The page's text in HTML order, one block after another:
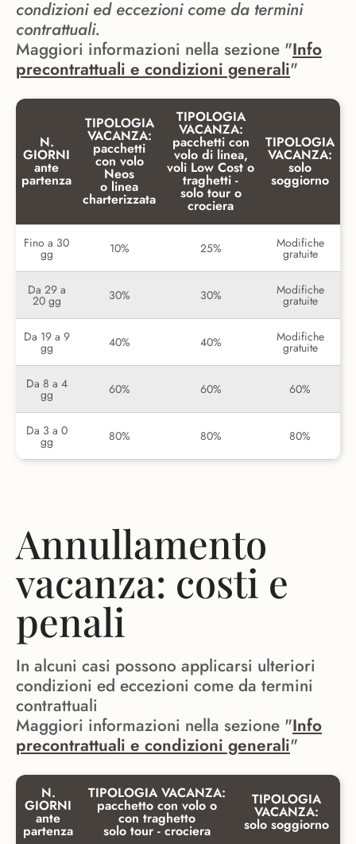
condizioni ed eccezioni come da termini
contrattuali.
Maggiori informazioni nella sezione "Info
precontrattuali e condizioni generali"
N.
GIORNI
ante
partenza
TIPOLOGIA
VACANZA:
pacchetti
con volo
Neos
o linea
charterizzata
TIPOLOGIA
VACANZA:
pacchetti con
volo di linea,
voli Low Cost o
traghetti -
solo tour o
crociera
TIPOLOGIA
VACANZA:
solo
soggiorno
Fino a 30
gg 10% 25% Modifiche
gratuite
Da 29 a
20 gg 30% 30% Modifiche
gratuite
Da 19 a 9
gg 40% 40% Modifiche
gratuite
Da 8 a 4
gg 60% 60% 60%
Da 3 a 0
gg 80% 80% 80%
Annullamento
vacanza: costi e
penali
In alcuni casi possono applicarsi ulteriori
condizioni ed eccezioni come da termini
contrattuali
Maggiori informazioni nella sezione "Info
precontrattuali e condizioni generali"
N.
GIORNI
ante
partenza
TIPOLOGIA VACANZA:
pacchetto con volo o
con traghetto
solo tour - crociera
TIPOLOGIA
VACANZA:
solo soggiorno